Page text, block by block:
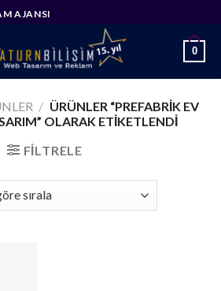
AJANSI
0
/ ÜRÜNLER “PREFABRIK EV
OLARAK ETIKETLENDI
FILTRELE